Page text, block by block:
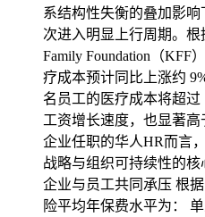
系结构性失衡的叠加影
次进入明显上行周期。根
Family Foundation（KFF
疗成本预计同比上涨约
名员工的医疗成本将超过
工资增长速度，也显著
企业任职的华人HR而言
战略与组织可持续性的核
企业与员工共同承压 根
险平均年保费水平为：